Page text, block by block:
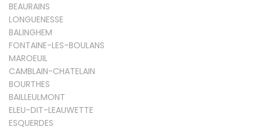
BEAURAINS
LONGUENESSE
BALINGHEM
FONTAINE-LES-BOULANS
MAROEUIL
CAMBLAIN-CHATELAIN
BOURTHES
BAILLEULMONT
ELEU-DIT-LEAUWETTE
ESQUERDES